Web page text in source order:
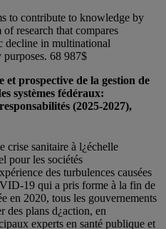
to contribute to knowledge by
research that compares
decline in multinational
68 987$
et prospective de la gestion de
systèmes fédéraux:
(2025-2027),
crise sanitaire à l¿échelle
pour les sociétés
des turbulences causées
19 qui a pris forme à la fin de
en 2020, tous les gouvernements
des plans d¿action, en
experts en santé publique et